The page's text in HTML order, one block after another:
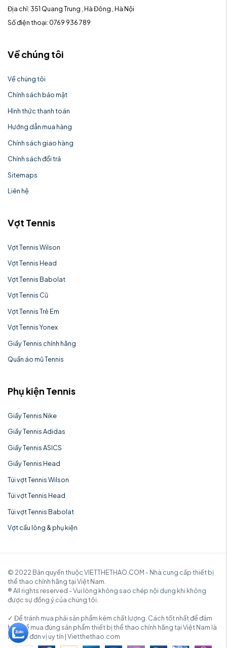
Địa chỉ: 351 Quang Trung , Hà Đông , Hà Nội
Số điện thoại: 0769 936 789
Về chúng tôi
Về chúng tôi
Chính sách bảo mật
Hình thức thanh toán
Hướng dẫn mua hàng
Chính sách giao hàng
Chính sách đổi trả
Sitemaps
Liên hệ
Vợt Tennis
Vợt Tennis Wilson
Vợt Tennis Head
Vợt Tennis Babolat
Vợt Tennis Cũ
Vợt Tennis Trẻ Em
Vợt Tennis Yonex
Giầy Tennis chính hãng
Quần áo mũ Tennis
Phụ kiện Tennis
Giầy Tennis Nike
Giầy Tennis Adidas
Giầy Tennis ASICS
Giầy Tennis Head
Túi vợt Tennis Wilson
Túi vợt Tennis Head
Túi vợt Tennis Babolat
Vợt cầu lông & phụ kiện
© 2022 Bản quyền thuộc VIETTHETHAO.COM - Nhà cung cấp thiết bị
thể thao chính hãng tại Việt Nam.
® All rights reserved - Vui lòng không sao chép nội dung khi không
được sự đồng ý của chúng tôi.
✓ Để tránh mua phải sản phẩm kém chất lượng. Cách tốt nhất để đảm
bảo để mua đúng sản phẩm thiết bị thể thao chính hãng tại Việt Nam là
mua từ đơn vị uy tín | Vietthethao.com